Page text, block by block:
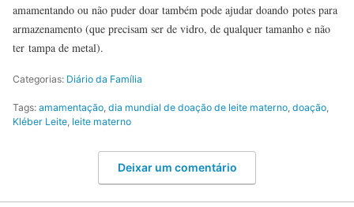
amamentando ou não puder doar também pode ajudar doando potes para
armazenamento (que precisam ser de vidro, de qualquer tamanho e não
ter tampa de metal).
Categorias: Diário da Família
Tags: amamentação, dia mundial de doação de leite materno, doação,
Kléber Leite, leite materno
Deixar um comentário